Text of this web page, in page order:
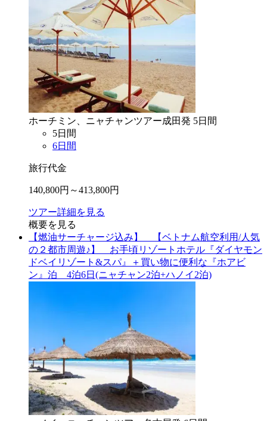
ホーチミン、ニャチャンツアー成田発 5日間
5日間
6日間
旅行代金
140,800円～413,800円
ツアー詳細を見る
概要を見る
【燃油サーチャージ込み】 【ベトナム航空利用/人気
の２都市周遊♪】 お手頃リゾートホテル『ダイヤモン
ドベイリゾート&スパ』＋買い物に便利な『ホアビ
ン』泊 4泊6日(ニャチャン2泊+ハノイ2泊)